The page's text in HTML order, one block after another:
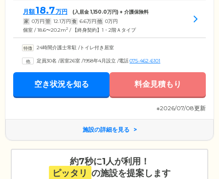
月額18.7万円 (入居金1,150.0万円) + 介護保険料
家 0万円 管 12.1万円 食 6.6万円 他 0万円
個室 / 18.6〜20.2m2 / 【終身契約】1・2階Ａタイプ
24時間介護士常駐 /トイレ付き居室
定員30名 /居室26室 /1958年4月設立 /電話075-462-6101
空き状況を知る 料金見積もり
※2026/07/08更新
施設の詳細を見る
約7秒に1人が利用！
ピッタリ の施設を提案します